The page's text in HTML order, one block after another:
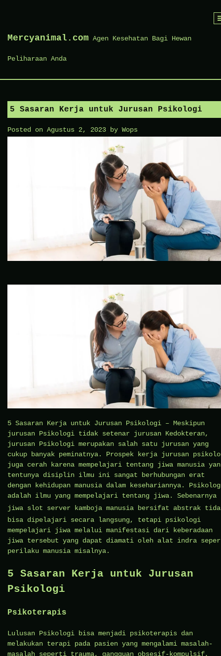
Mercyanimal.com Agen Kesehatan Bagi Hewan
Peliharaan Anda
5 Sasaran Kerja untuk Jurusan Psikologi
Posted on Agustus 2, 2023 by Wops
5 Sasaran Kerja untuk Jurusan Psikologi – Meskipun
jurusan Psikologi tidak setenar jurusan Kedokteran,
jurusan Psikologi merupakan salah satu jurusan yang
cukup banyak peminatnya. Prospek kerja jurusan
juga cerah karena mempelajari tentang jiwa manusia
tentunya disiplin ilmu ini sangat berhubungan erat
dengan kehidupan manusia dalam kesehariannya.
adalah ilmu yang mempelajari tentang jiwa. Sebenarnya
jiwa slot server kamboja manusia bersifat abstrak
bisa dipelajari secara langsung, tetapi psikologi
mempelajari jiwa melalui manifestasi dari keberadaan
jiwa tersebut yang dapat diamati oleh alat indra
perilaku manusia misalnya.
5 Sasaran Kerja untuk Jurusan
Psikologi
Psikoterapis
Lulusan Psikologi bisa menjadi psikoterapis dan
melakukan terapi pada pasien yang mengalami masalah-
masalah seperti trauma, gangguan obsesif-kompulsif,